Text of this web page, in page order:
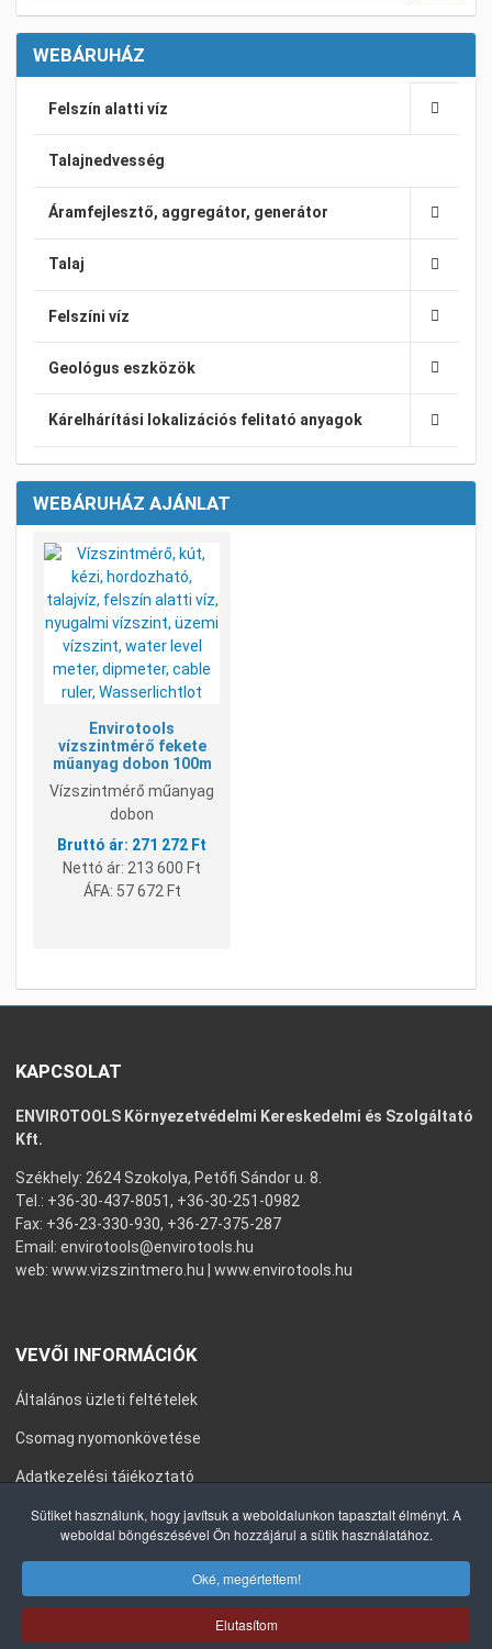
WEBÁRUHÁZ
Felszín alatti víz
Talajnedvesség
Áramfejlesztő, aggregátor, generátor
Talaj
Felszíni víz
Geológus eszközök
Kárelhárítási lokalizációs felitató anyagok
WEBÁRUHÁZ AJÁNLAT
Envirotools
vízszintmérő fekete
műanyag dobon 100m
Vízszintmérő műanyag
dobon
271 272 Ft
Nettó ár: 213 600 Ft
ÁFA: 57 672 Ft
KAPCSOLAT
ENVIROTOOLS Környezetvédelmi Kereskedelmi és Szolgáltató
Kft.
Székhely: 2624 Szokolya, Petőfi Sándor u. 8.
Tel.: +36-30-437-8051, +36-30-251-0982
Fax: +36-23-330-930, +36-27-375-287
Email: envirotools@envirotools.hu
web: www.vizszintmero.hu www.envirotools.hu
VEVŐI INFORMÁCIÓK
Általános üzleti feltételek
Csomag nyomonkövetése
Adatkezelési tájékoztató
Általános Szerződési Feltételek
Sütiket használunk, hogy javítsuk a weboldalunkon tapasztalt élményt. A
weboldal böngészésével Ön hozzájárul a sütik használatához.
Oké, megértettem!
Elutasítom